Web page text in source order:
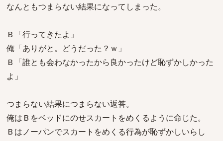
なんともつまらない結果になってしまった。
Ｂ「行ってきたよ」
俺「ありがと。どうだった？ｗ」
Ｂ「誰とも会わなかったから良かったけど恥ずかしかった
よ」
つまらない結果につまらない返答。
俺はＢをベッドにのせスカートをめくるように命じた。
Ｂはノーパンでスカートをめくる行為が恥ずかしいらし